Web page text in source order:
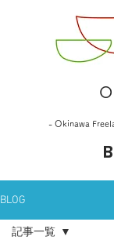
- Okinawa
BLOG
記事一覧